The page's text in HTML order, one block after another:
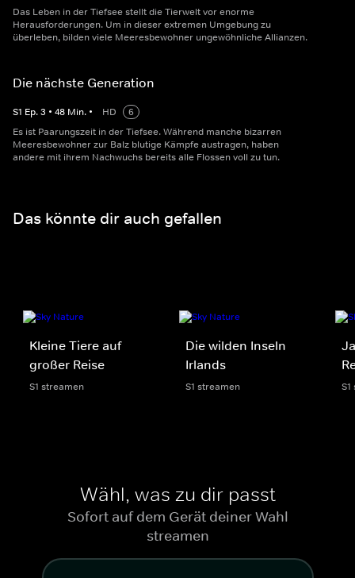
Das Leben in der Tiefsee stellt die Tierwelt vor enorme
Herausforderungen. Um in dieser extremen Umgebung zu
überleben, bilden viele Meeresbewohner ungewöhnliche Allianzen.
Die nächste Generation
S1 Ep.3 • 48 Min. • HD
6
Es ist Paarungszeit in der Tiefsee. Während manche bizarren
Meeresbewohner zur Balz blutige Kämpfe austragen, haben
andere mit ihrem Nachwuchs bereits alle Flossen voll zu tun.
Das könnte dir auch gefallen
Kleine Tiere auf
großer Reise
S1 streamen
Die wilden Inseln
Irlands
S1 streamen
Wähl, was zu dir passt
Sofort auf dem Gerät deiner Wahl
streamen